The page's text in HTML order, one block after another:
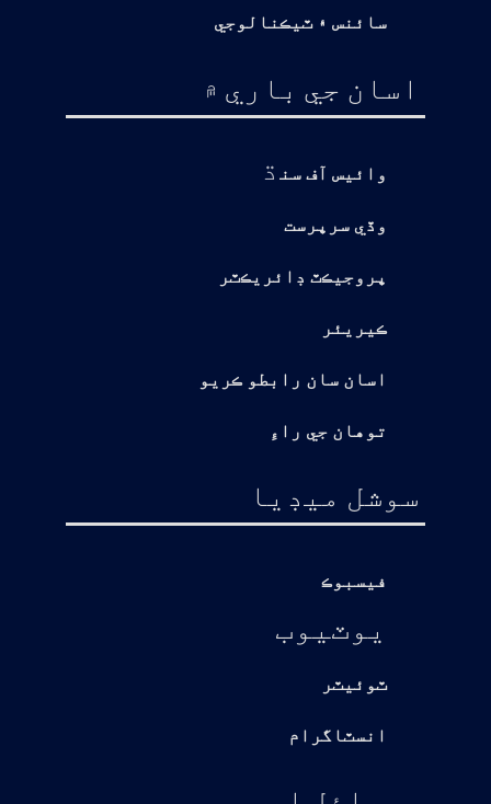
سائنس ۽ ٽيڪنالوجي
اسان جي باري ۾
وائيس آف سن ڌ
وڏي سرپرست
پروجيڪٽ ڊائريڪٽر
ڪيريئر
اسان سان رابطو ڪريو
توهان جي راءِ
سوشل ميڊيا
فيسبوڪ
يوٽيوب
ٽوئيٽر
انسٽاگرام